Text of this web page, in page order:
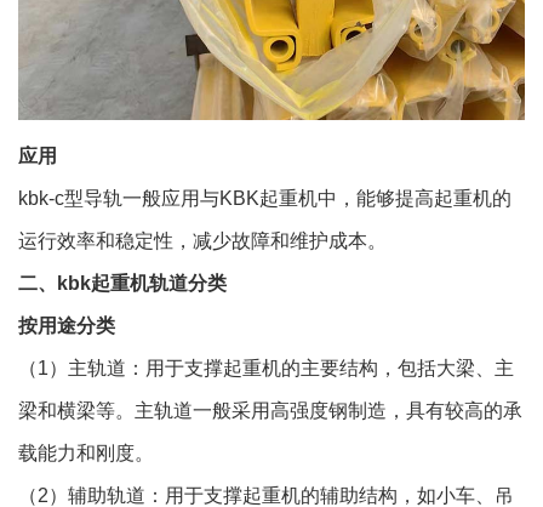
应用
kbk-c型导轨一般应用与KBK起重机中，能够提高起重机的
运行效率和稳定性，减少故障和维护成本。
二、kbk起重机轨道分类
按用途分类
（1）主轨道：用于支撑起重机的主要结构，包括大梁、主
梁和横梁等。主轨道一般采用高强度钢制造，具有较高的承
载能力和刚度。
（2）辅助轨道：用于支撑起重机的辅助结构，如小车、吊